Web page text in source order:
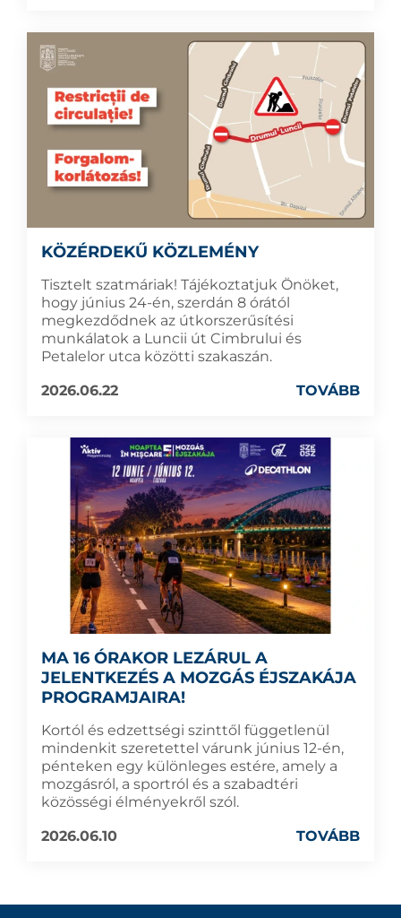
KÖZÉRDEKŰ KÖZLEMÉNY
Tisztelt szatmáriak! Tájékoztatjuk Önöket,
hogy június 24-én, szerdán 8 órától
megkezdődnek az útkorszerűsítési
munkálatok a Luncii út Cimbrului és
Petalelor utca közötti szakaszán.
2026.06.22
TOVÁBB
MA 16 ÓRAKOR LEZÁRUL A
JELENTKEZÉS A MOZGÁS ÉJSZAKÁJA
PROGRAMJAIRA!
Kortól és edzettségi szinttől függetlenül
mindenkit szeretettel várunk június 12-én,
pénteken egy különleges estére, amely a
mozgásról, a sportról és a szabadtéri
közösségi élményekről szól.
2026.06.10
TOVÁBB